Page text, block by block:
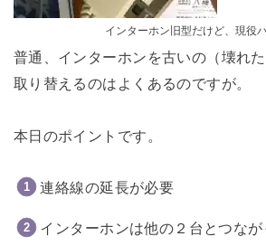
インターホン旧型だけど、現役
普通、インターホンを古いの（壊れ
取り替えるのはよくあるのですが。
本日のポイントです。
連絡線の延長が必要
インターホンは他の２台とつなが